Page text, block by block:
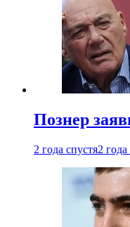
Познер
2 года спустя2 года